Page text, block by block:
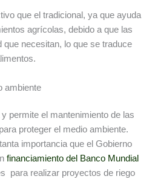
que el tradicional, ya que ayuda
agrícolas, debido a que las
que necesitan, lo que se traduce
ambiente
permite el mantenimiento de las
proteger el medio ambiente.
importancia que el Gobierno
financiamiento del Banco Mundial
para realizar proyectos de riego